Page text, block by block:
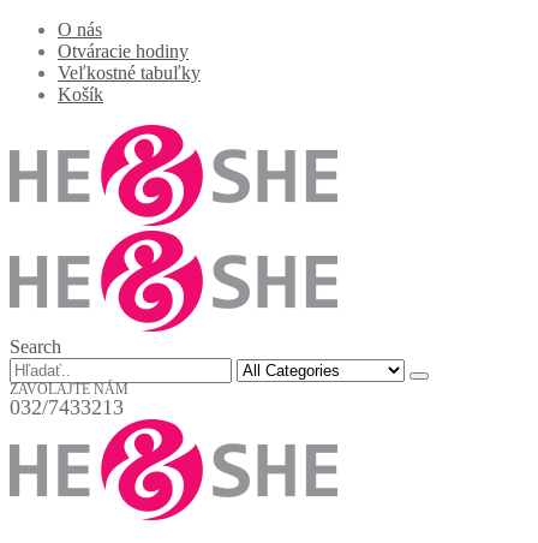
O nás
Otváracie hodiny
Veľkostné tabuľky
Košík
Search
ZAVOLAJTE NÁM
032/7433213